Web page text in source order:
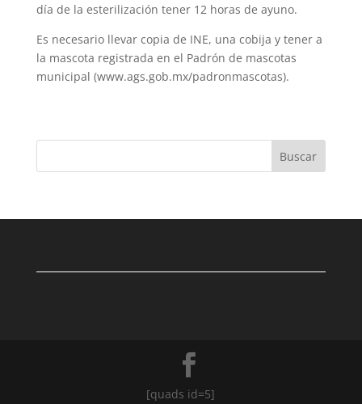
día de la esterilización tener 12 horas de ayuno.
Es necesario llevar copia de INE, una cobija y tener a
la mascota registrada en el Padrón de mascotas
municipal (www.ags.gob.mx/padronmascotas).
Buscar
[quads id=5]